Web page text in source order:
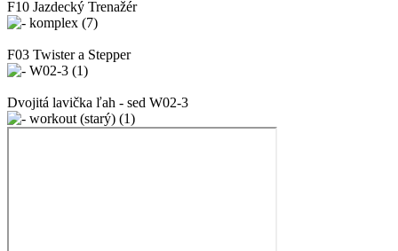
F10 Jazdecký Trenažér
F03 Twister a Stepper
Dvojitá lavička ľah - sed W02-3